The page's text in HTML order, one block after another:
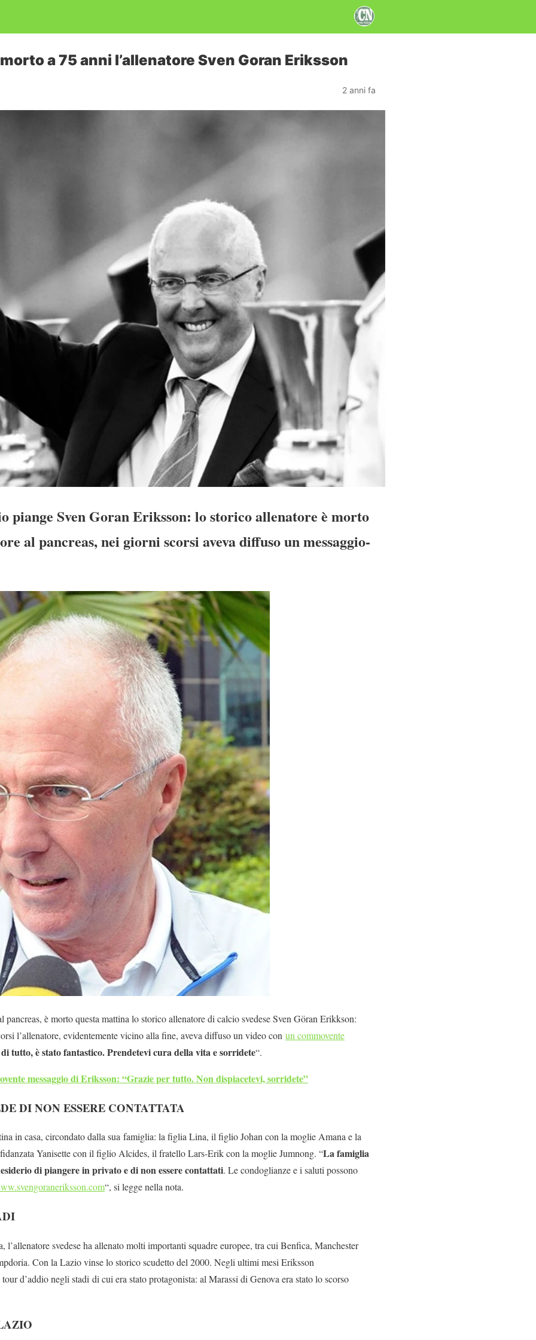
a 75 anni l’allenatore Sven Goran Eriksson
2 anni fa
piange Sven Goran Eriksson: lo storico allenatore è morto
al pancreas, nei giorni scorsi aveva diffuso un messaggio-
pancreas, è morto questa mattina lo storico allenatore di calcio svedese Sven Göran Erikkson:
l’allenatore, evidentemente vicino alla fine, aveva diffuso un video con un commovente
tutto, è stato fantastico. Prendetevi cura della vita e sorridete“.
messaggio di Eriksson: “Grazie per tutto. Non dispiacetevi, sorridete”
DI NON ESSERE CONTATTATA
in casa, circondato dalla sua famiglia: la figlia Lina, il figlio Johan con la moglie Amana e la
Yanisette con il figlio Alcides, il fratello Lars-Erik con la moglie Jumnong. “La famiglia
di piangere in privato e di non essere contattati. Le condoglianze e i saluti possono
“, si legge nella nota.
l’allenatore svedese ha allenato molti importanti squadre europee, tra cui Benfica, Manchester
Con la Lazio vinse lo storico scudetto del 2000. Negli ultimi mesi Eriksson
d’addio negli stadi di cui era stato protagonista: al Marassi di Genova era stato lo scorso